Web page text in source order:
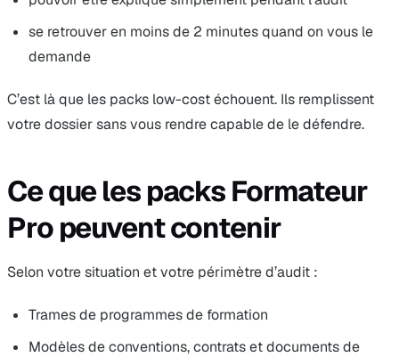
se retrouver en moins de 2 minutes quand on vous le
demande
C’est là que les packs low-cost échouent. Ils remplissent
votre dossier sans vous rendre capable de le défendre.
Ce que les packs Formateur
Pro peuvent contenir
Selon votre situation et votre périmètre d’audit :
Trames de programmes de formation
Modèles de conventions, contrats et documents de